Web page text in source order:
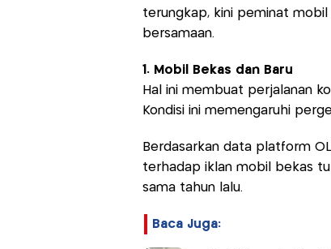
terungkap, kini peminat
bersamaan.
1. Mobil Bekas dan Baru
Hal ini membuat perjalanan
Kondisi ini memengaruhi
Berdasarkan data platform
terhadap iklan mobil bekas
sama tahun lalu.
Baca Juga: